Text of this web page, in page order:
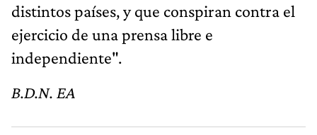
distintos países, y que conspiran contra el
ejercicio de una prensa libre e
independiente".
B.D.N. EA